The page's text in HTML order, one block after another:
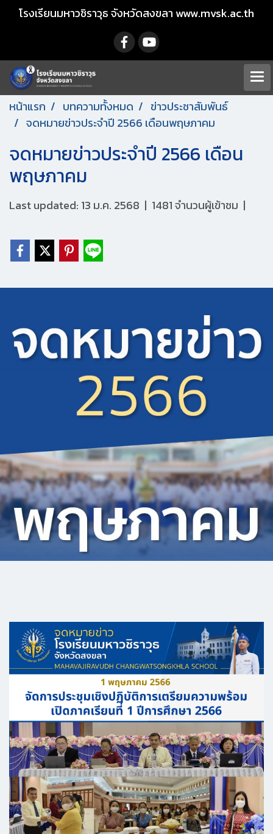
โรงเรียนมหาวชิราวุธ จังหวัดสงขลา www.mvsk.ac.th
หน้าแรก บทความทั้งหมด
ข่าวประชาสัมพันธ์
จดหมายข่าวประจำปี 2566 เดือนพฤษภาคม
จดหมายข่าวประจำปี 2566 เดือน
พฤษภาคม
Last updated: 13 ม.ค. 2568 | 1481 จำนวนผู้เข้าชม |